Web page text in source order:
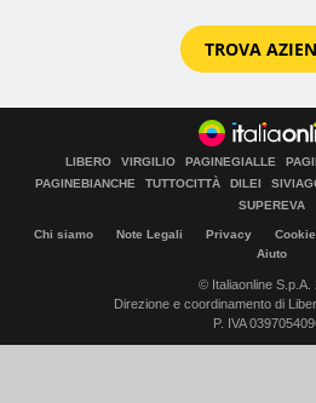
TROVA
LIBERO VIRGILIO PAGINEGIALLE
PAGINEBIANCHE
TUTTOCITTÀ DILEI
SUPEREVA
Chi siamo Note Legali Privacy
Aiuto
© Italiaonline S.p.A.
Direzione e coordinamento di
P. IVA